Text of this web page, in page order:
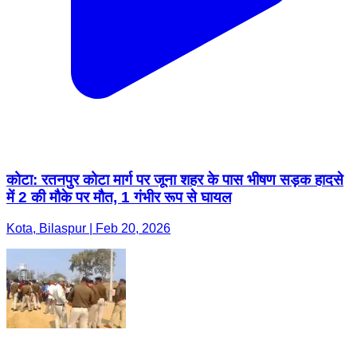
कोटा: रतनपुर कोटा मार्ग पर जूना शहर के पास भीषण सड़क हादसे
में 2 की मौके पर मौत, 1 गंभीर रूप से घायल
Kota, Bilaspur | Feb 20, 2026